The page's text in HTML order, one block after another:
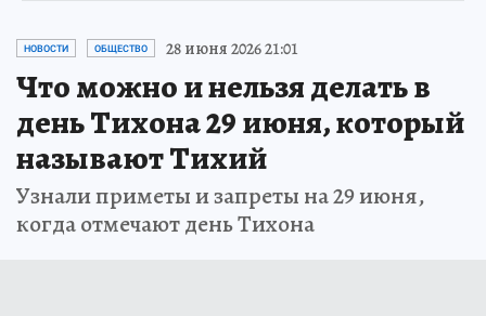
НОВОСТИ ОБЩЕСТВО 28 июня 2026 21:01
Что можно и нельзя делать в
день Тихона 29 июня, который
называют Тихий
Узнали приметы и запреты на 29 июня,
когда отмечают день Тихона